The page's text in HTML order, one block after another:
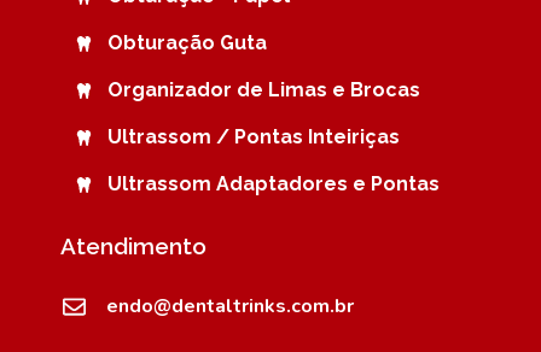
Obturação Guta
Organizador de Limas e Brocas
Ultrassom / Pontas Inteiriças
Ultrassom Adaptadores e Pontas
Atendimento
endo@dentaltrinks.com.br